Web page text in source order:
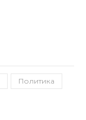
Политика